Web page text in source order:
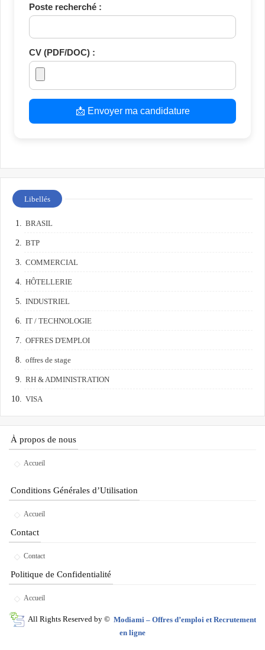
Poste recherché :
CV (PDF/DOC) :
📩 Envoyer ma candidature
Libellés
BRASIL
BTP
COMMERCIAL
HÔTELLERIE
INDUSTRIEL
IT / TECHNOLOGIE
OFFRES D'EMPLOI
offres de stage
RH & ADMINISTRATION
VISA
À propos de nous
Accueil
Conditions Générales d’Utilisation
Accueil
Contact
Contact
Politique de Confidentialité
Accueil
All Rights Reserved by © Modiami – Offres d’emploi et Recrutement
en ligne